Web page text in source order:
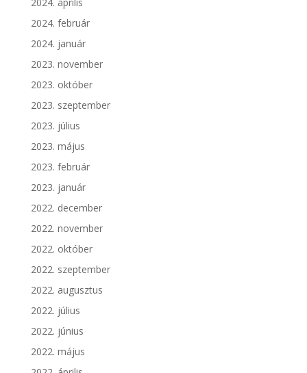
2024. február
2024. január
2023. november
2023. október
2023. szeptember
2023. július
2023. május
2023. február
2023. január
2022. december
2022. november
2022. október
2022. szeptember
2022. augusztus
2022. július
2022. június
2022. május